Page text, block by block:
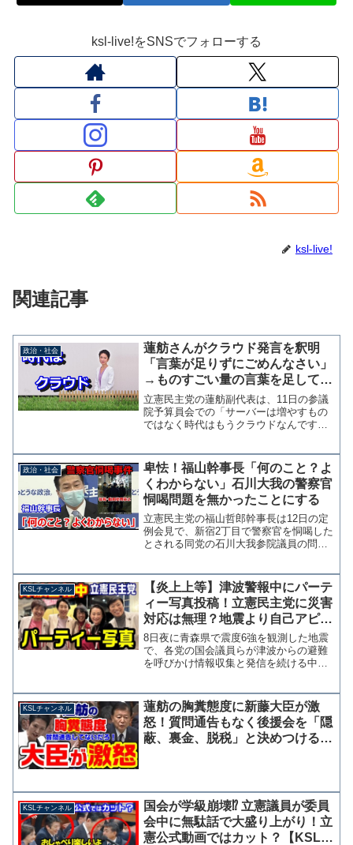
ksl-live!をSNSでフォローする
ksl-live!
関連記事
政治・社会
蓮舫さんがクラウド発言を釈明
「言葉が足りずにごめんなさい」
→ものすごい量の言葉を足して後
付けの言い訳を展開
立憲民主党の蓮舫副代表は、11日の参議
院予算員会での「サーバーは増やすもの
ではなく時代はもうクラウドなんです
めんなさい。政府もデジタルガバメント
を進めるために、アマゾン...
政治・社会
卑怯！福山幹事長「何のこと？よ
くわからない」石川大我の警察官
恫喝問題を無かったことにする
立憲民主党の福山哲郎幹事長は12日の定
例会見で、新宿2丁目で警察官を恫喝した
とされる同党の石川大我参院議員の問題
た。 トラブルに関しては当初、目撃情
報のみで真偽不明であっ...
KSLチャンネル
【炎上上等】津波警報中にパーテ
ィー写真投稿！立憲民主党に災害
対応は無理？地震より自己アピー
ルの国会議員たち【KSLチャンネ
ル】
8日夜に青森県で震度6強を観測した地震
で、各党の国会議員らが津波からの避難
を呼びかけ情報収集と発信を続ける中、
衆議院議員の国会議員25周年、出版記念
の集いの司会を務め...
KSLチャンネル
蓮舫の胸糞態度に新藤大臣が激
怒！質問通告もなく後援会を「隠
蔽、裏金、脱税」と決めつける質
KSLチャンネル
国会が学級崩壊⁉ 立憲議員が委員
会中に無駄話で大盛り上がり！立
憲公式動画ではカット？【KSLチ